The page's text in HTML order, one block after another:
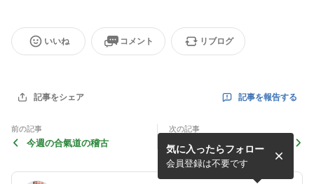
いいね コメント リブログ
記事をシェア 記事を報告する
前の記事
今週の合氣道の稽古
次の記事
竹中式マトリクス勉強法/竹
中 平蔵 10155
気に入ったらフォロー
会員登録は不要です